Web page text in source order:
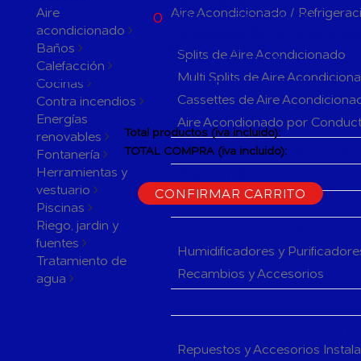
Aire
acondicionado
Baños
Calefacción
Cocinas
Contra incendios
Energías
renovables
Fontanería
Herramientas y
vestuario
Piscinas
Riego, jardin y
fuentes
Tratamiento de
agua
Aire Acondicionado /
Splits de Aire Acondicionado
Multi Splits de Aire
Cassettes de Aire
Aire Acondionado por
Herramientas y accesorios de
Sistemas de Regulación de
Humidificadores y
Recambios y Accesorios
Repuestos y Accesorios
0 PRODUCTOS EN SU
ACTUALMENTE 1 PRODUCTO
EN SU CARRITO.
Total productos (iva incluido):
TOTAL COMPRA (iva incluido):
CONFIRMAR CARRITO